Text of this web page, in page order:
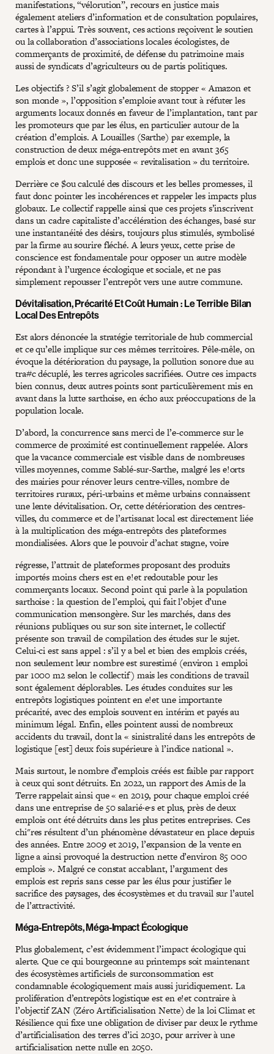
manifestations, “vélorution”, recours en justice mais
également ateliers d’information et de consultation populaires,
cartes à l’appui. Très souvent, ces actions reçoivent le soutien
ou la collaboration d’associations locales écologistes, de
commerçants de proximité, de défense du patrimoine mais
aussi de syndicats d’agriculteurs ou de partis politiques.
Les objectifs ? S’il s’agit globalement de stopper « Amazon et
son monde », l’opposition s’emploie avant tout à réfuter les
arguments locaux donnés en faveur de l’implantation, tant par
les promoteurs que par les élus, en particulier autour de la
création d’emplois. A Louailles (Sarthe) par exemple, la
construction de deux méga-entrepôts met en avant 365
emplois et donc une supposée « revitalisation » du territoire.
Derrière ce $ou calculé des discours et les belles promesses, il
faut donc pointer les incohérences et rappeler les impacts plus
globaux. Le collectif rappelle ainsi que ces projets s’inscrivent
dans un cadre capitaliste d’accélération des échanges, basé sur
une instantanéité des désirs, toujours plus stimulés, symbolisé
par la firme au sourire fléché. A leurs yeux, cette prise de
conscience est fondamentale pour opposer un autre modèle
répondant à l’urgence écologique et sociale, et ne pas
simplement repousser l’entrepôt vers une autre commune.
Dévitalisation, Précarité Et Coût Humain : Le Terrible Bilan
Local Des Entrepôts
Est alors dénoncée la stratégie territoriale de hub commercial
et ce qu’elle implique sur ces mêmes territoires. Pêle-mêle, on
évoque la détérioration du paysage, la pollution sonore due au
tra#c décuplé, les terres agricoles sacrifiées. Outre ces impacts
bien connus, deux autres points sont particulièrement mis en
avant dans la lutte sarthoise, en écho aux préoccupations de la
population locale.
D’abord, la concurrence sans merci de l’e-commerce sur le
commerce de proximité est continuellement rappelée. Alors
que la vacance commerciale est visible dans de nombreuses
villes moyennes, comme Sablé-sur-Sarthe, malgré les e!orts
des mairies pour rénover leurs centre-villes, nombre de
territoires ruraux, péri-urbains et même urbains connaissent
une lente dévitalisation. Or, cette détérioration des centres-
villes, du commerce et de l’artisanat local est directement liée
à la multiplication des méga-entrepôts des plateformes
mondialisées. Alors que le pouvoir d’achat stagne, voire
régresse, l’attrait de plateformes proposant des produits
importés moins chers est en e!et redoutable pour les
commerçants locaux. Second point qui parle à la population
sarthoise : la question de l’emploi, qui fait l’objet d’une
communication mensongère. Sur les marchés, dans des
réunions publiques ou sur son site internet, le collectif
présente son travail de compilation des études sur le sujet.
Celui-ci est sans appel : s’il y a bel et bien des emplois créés,
non seulement leur nombre est surestimé (environ 1 emploi
par 1000 m2 selon le collectif) mais les conditions de travail
sont également déplorables. Les études conduites sur les
entrepôts logistiques pointent en e!et une importante
précarité, avec des emplois souvent en intérim et payés au
minimum légal. Enfin, elles pointent aussi de nombreux
accidents du travail, dont la « sinistralité dans les entrepôts de
logistique [est] deux fois supérieure à l’indice national ».
Mais surtout, le nombre d’emplois créés est faible par rapport
à ceux qui sont détruits. En 2022, un rapport des Amis de la
Terre rappelait ainsi que « en 2019, pour chaque emploi créé
dans une entreprise de 50 salarié·e∙s et plus, près de deux
emplois ont été détruits dans les plus petites entreprises. Ces
chi"res résultent d’un phénomène dévastateur en place depuis
des années. Entre 2009 et 2019, l’expansion de la vente en
ligne a ainsi provoqué la destruction nette d’environ 85 000
emplois ». Malgré ce constat accablant, l’argument des
emplois est repris sans cesse par les élus pour justifier le
sacrifice des paysages, des écosystèmes et du travail sur l’autel
de l’attractivité.
Méga-Entrepôts, Méga-Impact Écologique
Plus globalement, c’est évidemment l’impact écologique qui
alerte. Que ce qui bourgeonne au printemps soit maintenant
des écosystèmes artificiels de surconsommation est
condamnable écologiquement mais aussi juridiquement. La
prolifération d’entrepôts logistique est en e!et contraire à
l’objectif ZAN (Zéro Artificialisation Nette) de la loi Climat et
Résilience qui fixe une obligation de diviser par deux le rythme
d’artificialisation des terres d’ici 2030, pour arriver à une
artificialisation nette nulle en 2050.